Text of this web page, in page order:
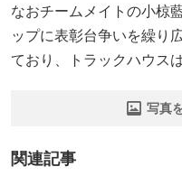
なおチームメイトの小椋
ップに表彰台争いを繰り
ており、トラックハウス
写真
関連記事